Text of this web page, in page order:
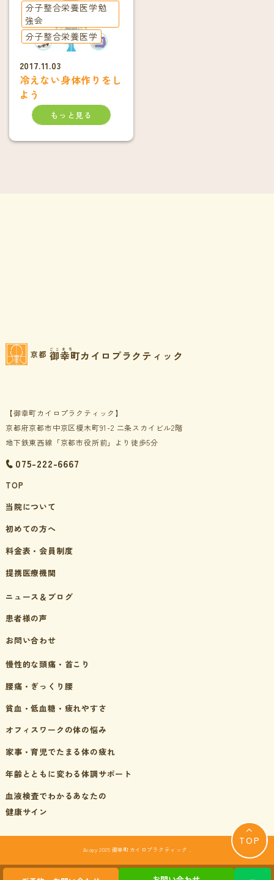
分子整合栄養医学勉
強会
分子整合栄養医学
2017.11.03
冷えない身体作りをし
よう
もっと見る
京都 ごこまち
御幸町カイロプラクティック
【御幸町カイロプラクティック】
京都府京都市中京区榎木町91-2 二条スカイビル2階
地下鉄東西線「京都市役所前」より徒歩5分
075-222-6667
TOP
当院について
初めての方へ
料金表・会員制度
提携医療機関
ニュース＆ブログ
患者様の声
お問い合わせ
慢性的な頭痛・首こり
腰痛・ぎっくり腰
貧血・低血糖・疲れやすさ
オフィスワークの体の悩み
家事・育児でたまる体の疲れ
年齢とともに変わる体調サポート
血液検査でわかるあなたの
健康サイン
&copy 2025 御幸町カイロプラクティック .
TOP